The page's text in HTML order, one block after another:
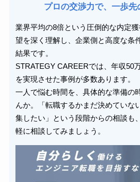
プロの交渉力で、一歩先
業界平均の8倍という圧倒的な内定
望を深く理解し、企業側と高度な条
結果です。
STRATEGY CAREERでは、年収50
を実現させた事例が多数あります。
一人で悩む時間を、具体的な準備の
んか。「転職するかまだ決めていな
集したい」という段階からの相談も
軽に相談してみましょう。